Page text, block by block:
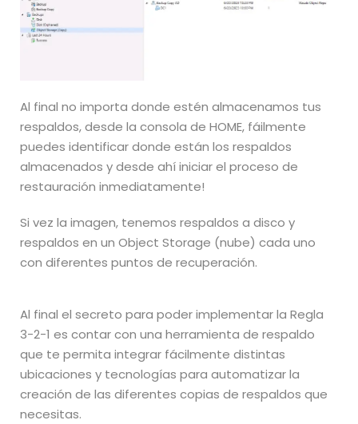
Al final no importa donde estén almacenamos tus
respaldos, desde la consola de HOME, fáilmente
puedes identificar donde están los respaldos
almacenados y desde ahí iniciar el proceso de
restauración inmediatamente!
Si vez la imagen, tenemos respaldos a disco y
respaldos en un Object Storage (nube) cada uno
con diferentes puntos de recuperación.
Al final el secreto para poder implementar la Regla
3-2-1 es contar con una herramienta de respaldo
que te permita integrar fácilmente distintas
ubicaciones y tecnologías para automatizar la
creación de las diferentes copias de respaldos que
necesitas.